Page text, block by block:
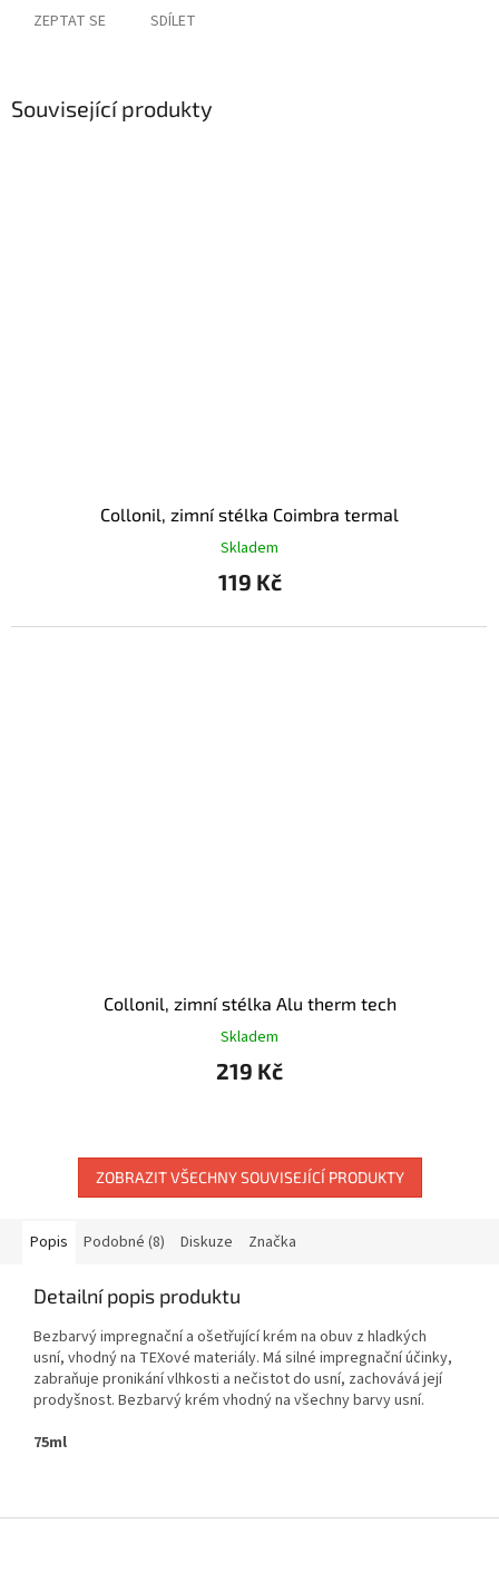
ZEPTAT SE SDÍLET
Související produkty
Collonil, zimní stélka Coimbra termal
Skladem
119 Kč
Collonil, zimní stélka Alu therm tech
Skladem
219 Kč
ZOBRAZIT VŠECHNY SOUVISEJÍCÍ PRODUKTY
Popis Podobné (8) Diskuze Značka
Detailní popis produktu
Bezbarvý impregnační a ošetřující krém na obuv z hladkých
usní, vhodný na TEXové materiály. Má silné impregnační účinky,
zabraňuje pronikání vlhkosti a nečistot do usní, zachovává její
prodyšnost. Bezbarvý krém vhodný na všechny barvy usní.
75ml